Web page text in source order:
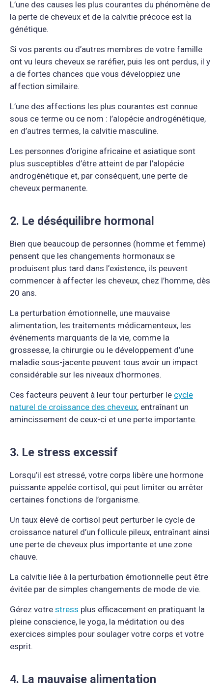
L’une des causes les plus courantes du phénomène de
la perte de cheveux et de la calvitie précoce est la
génétique.
Si vos parents ou d’autres membres de votre famille
ont vu leurs cheveux se raréfier, puis les ont perdus, il y
a de fortes chances que vous développiez une
affection similaire.
L’une des affections les plus courantes est connue
sous ce terme ou ce nom : l’alopécie androgénétique,
en d’autres termes, la calvitie masculine.
Les personnes d’origine africaine et asiatique sont
plus susceptibles d’être atteint de par l’alopécie
androgénétique et, par conséquent, une perte de
cheveux permanente.
2. Le déséquilibre hormonal
Bien que beaucoup de personnes (homme et femme)
pensent que les changements hormonaux se
produisent plus tard dans l’existence, ils peuvent
commencer à affecter les cheveux, chez l’homme, dès
20 ans.
La perturbation émotionnelle, une mauvaise
alimentation, les traitements médicamenteux, les
événements marquants de la vie, comme la
grossesse, la chirurgie ou le développement d’une
maladie sous-jacente peuvent tous avoir un impact
considérable sur les niveaux d’hormones.
Ces facteurs peuvent à leur tour perturber le cycle
naturel de croissance des cheveux, entraînant un
amincissement de ceux-ci et une perte importante.
3. Le stress excessif
Lorsqu’il est stressé, votre corps libère une hormone
puissante appelée cortisol, qui peut limiter ou arrêter
certaines fonctions de l’organisme.
Un taux élevé de cortisol peut perturber le cycle de
croissance naturel d’un follicule pileux, entraînant ainsi
une perte de cheveux plus importante et une zone
chauve.
La calvitie liée à la perturbation émotionnelle peut être
évitée par de simples changements de mode de vie.
Gérez votre stress plus efficacement en pratiquant la
pleine conscience, le yoga, la méditation ou des
exercices simples pour soulager votre corps et votre
esprit.
4. La mauvaise alimentation